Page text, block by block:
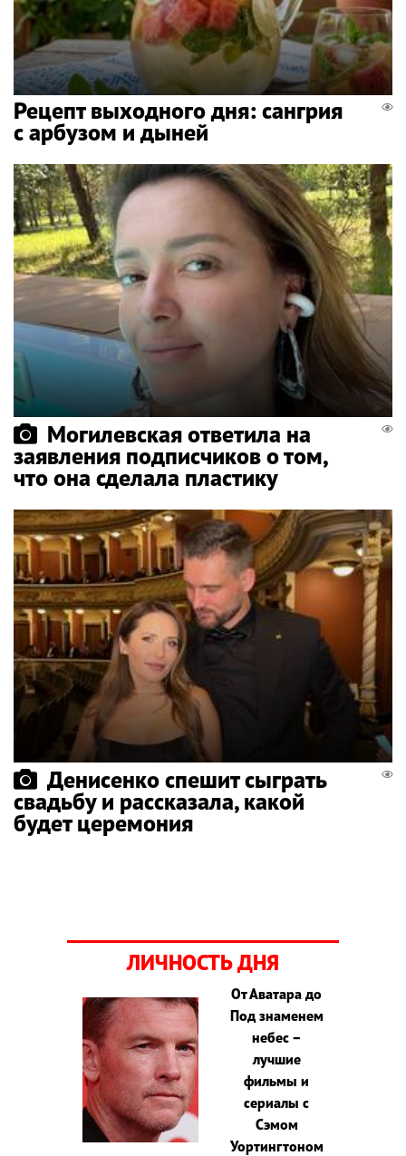
Рецепт выходного дня: сангрия
с арбузом и дыней
Могилевская ответила на
заявления подписчиков о том,
что она сделала пластику
Денисенко спешит сыграть
свадьбу и рассказала, какой
будет церемония
ЛИЧНОСТЬ ДНЯ
От Аватара до
Под знаменем
небес –
лучшие
фильмы и
сериалы с
Сэмом
Уортингтоном